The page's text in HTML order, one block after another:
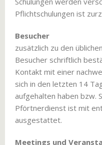
Pflichtschulungen ist
Besucher
zusätzlich zu den
Besucher schriftlich
Kontakt mit einer
sich in den letzten 14
aufgehalten haben bzw.
Pförtnerdienst ist mit
ausgestattet.
Meetings und